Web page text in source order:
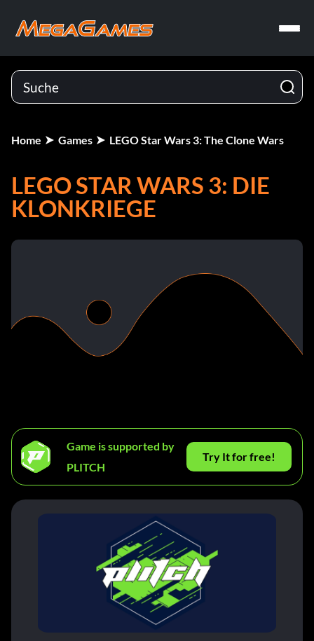
Home Games LEGO Star Wars 3: The Clone Wars
LEGO STAR WARS 3: DIE
KLONKRIEGE
Game is supported by
PLITCH
Try It for free!